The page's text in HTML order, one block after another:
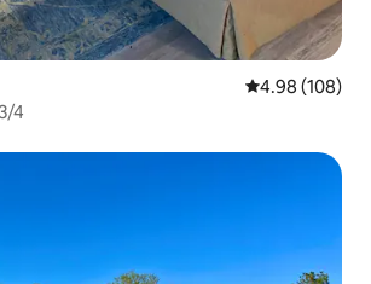
คะแนนเฉลี่ย
4.98 (108)
4